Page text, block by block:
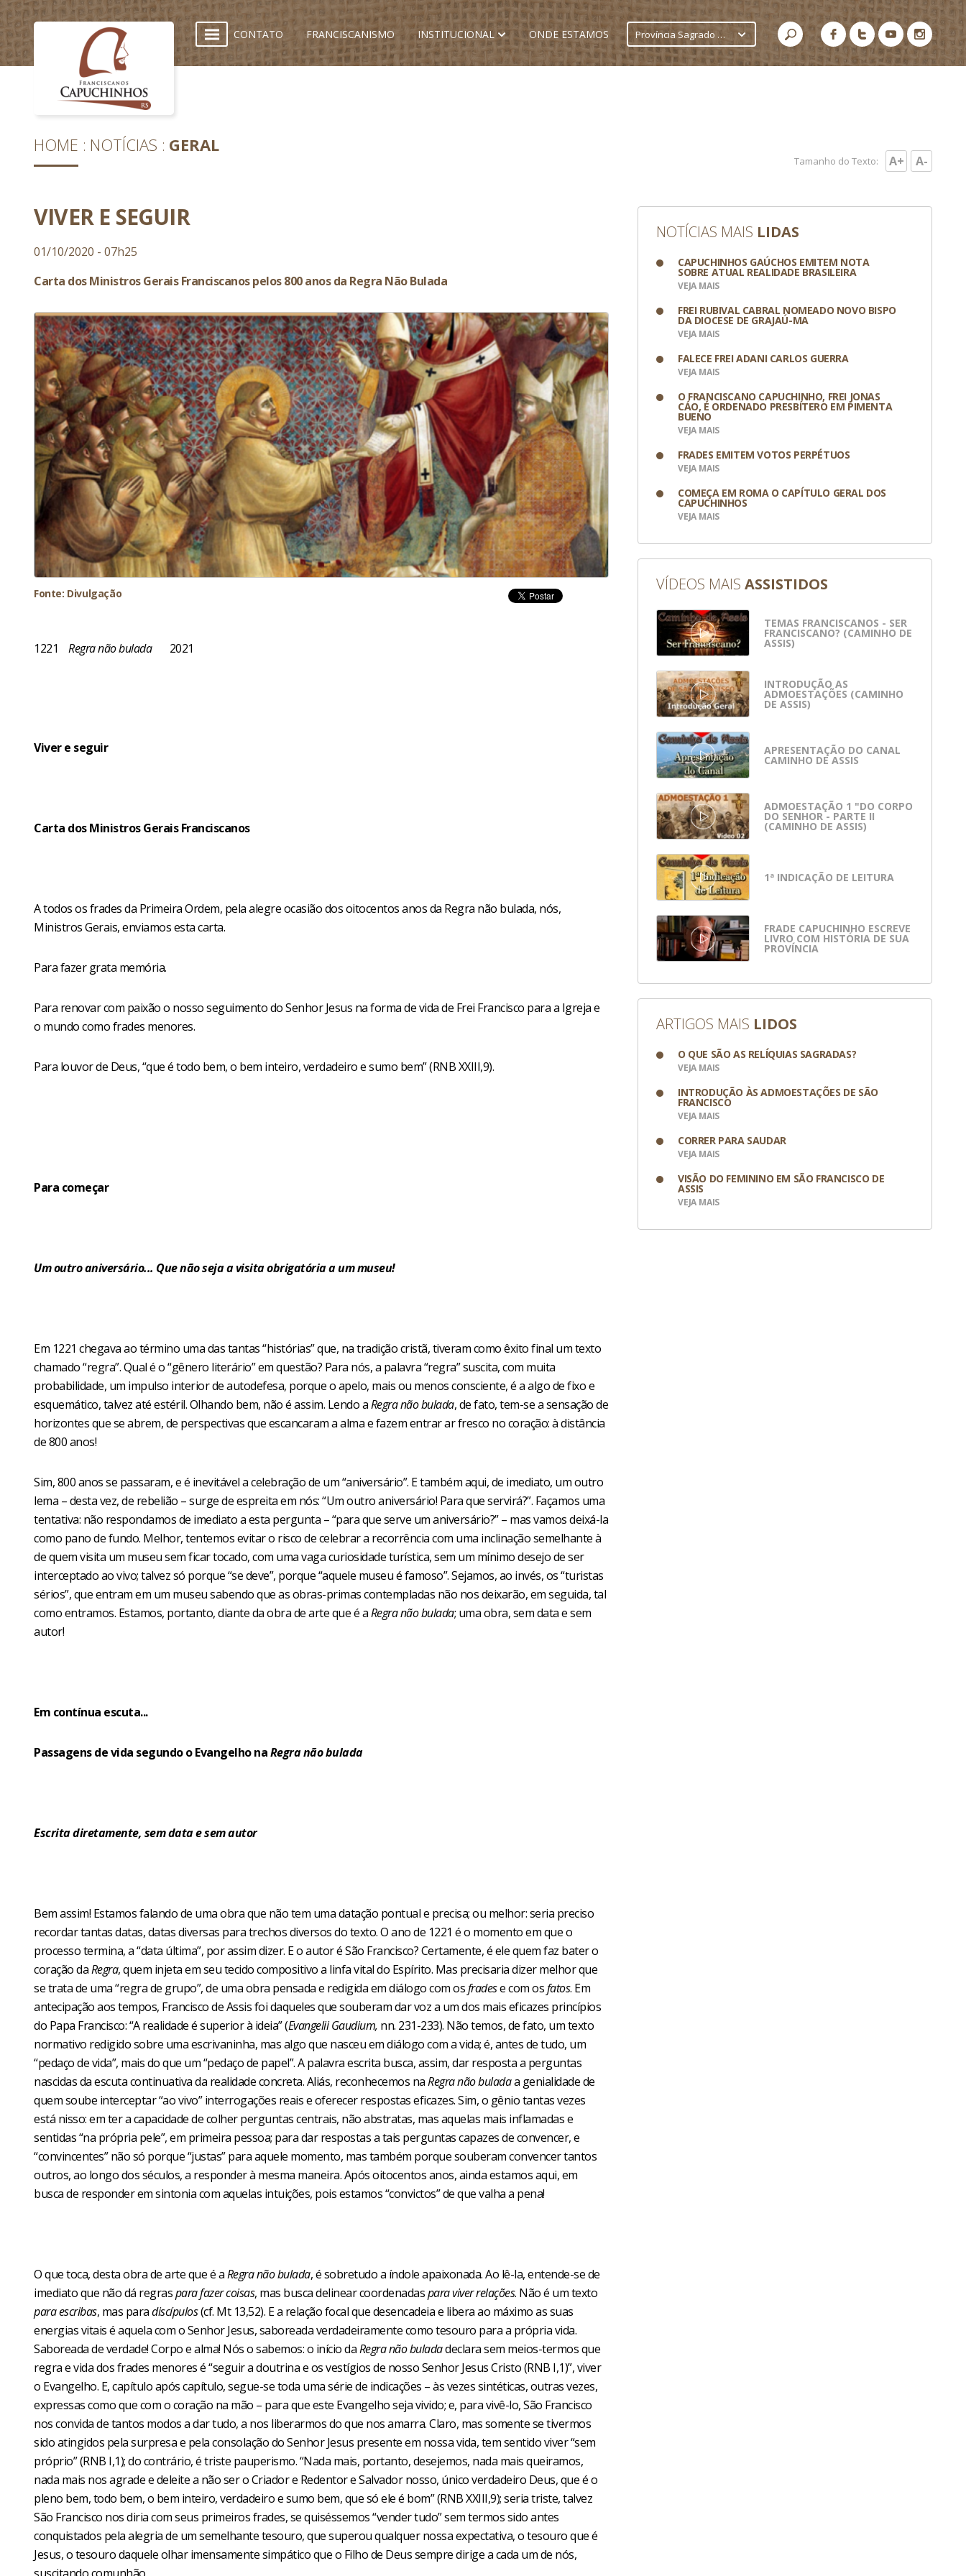
CONTATO FRANCISCANISMO INSTITUCIONAL ONDE ESTAMOS Província Sagrado Coração de Jesus
HOME NOTÍCIAS GERAL
Tamanho do Texto: A+ A-
VIVER E SEGUIR
01/10/2020 - 07h25
Carta dos Ministros Gerais Franciscanos pelos 800 anos da Regra Não Bulada
Fonte: Divulgação
1221 Regra não bulada2021
Viver e seguir
Carta dos Ministros Gerais Franciscanos
A todos os frades da Primeira Ordem, pela alegre ocasião dos oitocentos anos da Regra não bulada, nós,
Ministros Gerais, enviamos esta carta.
Para fazer grata memória.
Para renovar com paixão o nosso seguimento do Senhor Jesus na forma de vida de Frei Francisco para a Igreja e
o mundo como frades menores.
Para louvor de Deus, “que é todo bem, o bem inteiro, verdadeiro e sumo bem” (RNB XXIII,9).
Para começar
Um outro aniversário... Que não seja a visita obrigatória a um museu!
Em 1221 chegava ao término uma das tantas “histórias” que, na tradição cristã, tiveram como êxito final um texto
chamado “regra”. Qual é o “gênero literário” em questão? Para nós, a palavra “regra” suscita, com muita
probabilidade, um impulso interior de autodefesa, porque o apelo, mais ou menos consciente, é a algo de fixo e
esquemático, talvez até estéril. Olhando bem, não é assim. Lendo aRegra não bulada, de fato, tem-se a sensação de
horizontes que se abrem, de perspectivas que escancaram a alma e fazem entrar ar fresco no coração: à distância
de 800 anos!
Sim, 800 anos se passaram, e é inevitável a celebração de um “aniversário”. E também aqui, de imediato, um outro
lema – desta vez, de rebelião – surge de espreita em nós: “Um outro aniversário! Para que servirá?”. Façamos uma
tentativa: não respondamos de imediato a esta pergunta – “para que serve um aniversário?” – mas vamos deixá-la
como pano de fundo. Melhor, tentemos evitar o risco de celebrar a recorrência com uma inclinação semelhante à
de quem visita um museu sem ficar tocado, com uma vaga curiosidade turística, sem um mínimo desejo de ser
interceptado ao vivo; talvez só porque “se deve”, porque “aquele museu é famoso”. Sejamos, ao invés, os “turistas
sérios”, que entram em um museu sabendo que as obras-primas contempladas não nos deixarão, em seguida, tal
como entramos. Estamos, portanto, diante da obra de arte que é aRegra não bulada; uma obra, sem data e sem
autor!
Em contínua escuta...
Passagens de vida segundo o Evangelho naRegra não bulada
Escrita diretamente, sem data e sem autor
Bem assim! Estamos falando de uma obra que não tem uma datação pontual e precisa; ou melhor: seria preciso
recordar tantas datas, datas diversas para trechos diversos do texto. O ano de 1221 é o momento em que o
processo termina, a “data última”, por assim dizer. E o autor é São Francisco? Certamente, é ele quem faz bater o
coração daRegra, quem injeta em seu tecido compositivo a linfa vital do Espírito. Mas precisaria dizer melhor que
se trata de uma “regra de grupo”, de uma obra pensada e redigida em diálogo com osfradese com osfatos. Em
antecipação aos tempos, Francisco de Assis foi daqueles que souberam dar voz a um dos mais eficazes princípios
do Papa Francisco: “A realidade é superior à ideia” (Evangelii Gaudium, nn. 231-233). Não temos, de fato, um texto
normativo redigido sobre uma escrivaninha, mas algo que nasceu em diálogo com a vida; é, antes de tudo, um
“pedaço de vida”, mais do que um “pedaço de papel”. A palavra escrita busca, assim, dar resposta a perguntas
nascidas da escuta continuativa da realidade concreta. Aliás, reconhecemos naRegra não buladaa genialidade de
quem soube interceptar “ao vivo” interrogações reais e oferecer respostas eficazes. Sim, o gênio tantas vezes
está nisso: em ter a capacidade de colher perguntas centrais, não abstratas, mas aquelas mais inflamadas e
sentidas “na própria pele”, em primeira pessoa; para dar respostas a tais perguntas capazes de convencer, e
“convincentes” não só porque “justas” para aquele momento, mas também porque souberam convencer tantos
outros, ao longo dos séculos, a responder à mesma maneira. Após oitocentos anos, ainda estamos aqui, em
busca de responder em sintonia com aquelas intuições, pois estamos “convictos” de que valha a pena!
O que toca, desta obra de arte que é aRegra não bulada, é sobretudo a índole apaixonada. Ao lê-la, entende-se de
imediato que não dá regraspara fazer coisas, mas busca delinear coordenadaspara viver relações. Não é um texto
para escribas, mas paradiscípulos(cf. Mt 13,52). E a relação focal que desencadeia e libera ao máximo as suas
energias vitais é aquela com o Senhor Jesus, saboreada verdadeiramente como tesouro para a própria vida.
Saboreada de verdade! Corpo e alma! Nós o sabemos: o início daRegra não buladadeclara sem meios-termos que
regra e vida dos frades menores é “seguir a doutrina e os vestígios de nosso Senhor Jesus Cristo (RNB I,1)”, viver
o Evangelho. E, capítulo após capítulo, segue-se toda uma série de indicações – às vezes sintéticas, outras vezes,
expressas como que com o coração na mão – para que este Evangelho seja vivido; e, para vivê-lo, São Francisco
nos convida de tantos modos a dar tudo, a nos liberarmos do que nos amarra. Claro, mas somente se tivermos
sido atingidos pela surpresa e pela consolação do Senhor Jesus presente em nossa vida, tem sentido viver “sem
próprio” (RNB I,1); do contrário, é triste pauperismo. “Nada mais, portanto, desejemos, nada mais queiramos,
nada mais nos agrade e deleite a não ser o Criador e Redentor e Salvador nosso, único verdadeiro Deus, que é o
pleno bem, todo bem, o bem inteiro, verdadeiro e sumo bem, que só ele é bom” (RNB XXIII,9); seria triste, talvez
São Francisco nos diria com seus primeiros frades, se quiséssemos “vender tudo” sem termos sido antes
conquistados pela alegria de um semelhante tesouro, que superou qualquer nossa expectativa, o tesouro que é
Jesus, o tesouro daquele olhar imensamente simpático que o Filho de Deus sempre dirige a cada um de nós,
NOTÍCIAS MAIS LIDAS
CAPUCHINHOS GAÚCHOS EMITEM NOTA
SOBRE ATUAL REALIDADE BRASILEIRA
VEJA MAIS
FREI RUBIVAL CABRAL NOMEADO NOVO BISPO
DA DIOCESE DE GRAJAÚ-MA
VEJA MAIS
FALECE FREI ADANI CARLOS GUERRA
VEJA MAIS
O FRANCISCANO CAPUCHINHO, FREI JONAS
CÁO, É ORDENADO PRESBÍTERO EM PIMENTA
BUENO
VEJA MAIS
FRADES EMITEM VOTOS PERPÉTUOS
VEJA MAIS
COMEÇA EM ROMA O CAPÍTULO GERAL DOS
CAPUCHINHOS
VEJA MAIS
VÍDEOS MAIS ASSISTIDOS
TEMAS FRANCISCANOS - SER
FRANCISCANO? (CAMINHO DE
ASSIS)
INTRODUÇÃO AS
ADMOESTAÇÕES (CAMINHO
DE ASSIS)
APRESENTAÇÃO DO CANAL
CAMINHO DE ASSIS
ADMOESTAÇÃO 1 "DO CORPO
DO SENHOR - PARTE II
(CAMINHO DE ASSIS)
1ª INDICAÇÃO DE LEITURA
FRADE CAPUCHINHO ESCREVE
LIVRO COM HISTÓRIA DE SUA
PROVÍNCIA
ARTIGOS MAIS LIDOS
O QUE SÃO AS RELÍQUIAS SAGRADAS?
VEJA MAIS
INTRODUÇÃO ÀS ADMOESTAÇÕES DE SÃO
FRANCISCO
VEJA MAIS
CORRER PARA SAUDAR
VEJA MAIS
VISÃO DO FEMININO EM SÃO FRANCISCO DE
ASSIS
VEJA MAIS